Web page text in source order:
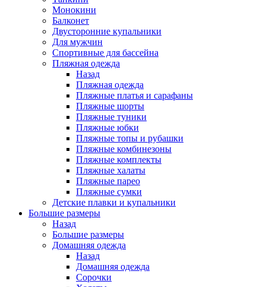
Монокини
Балконет
Двусторонние купальники
Для мужчин
Спортивные для бассейна
Пляжная одежда
Назад
Пляжная одежда
Пляжные платья и сарафаны
Пляжные шорты
Пляжные туники
Пляжные юбки
Пляжные топы и рубашки
Пляжные комбинезоны
Пляжные комплекты
Пляжные халаты
Пляжные парео
Пляжные сумки
Детские плавки и купальники
Большие размеры
Назад
Большие размеры
Домашняя одежда
Назад
Домашняя одежда
Сорочки